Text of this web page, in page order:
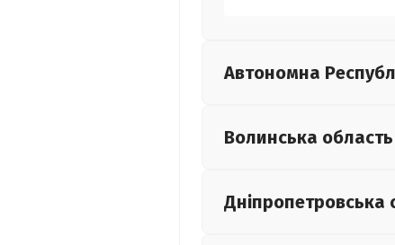
Автономна
Волинська область
Дніпропетровська